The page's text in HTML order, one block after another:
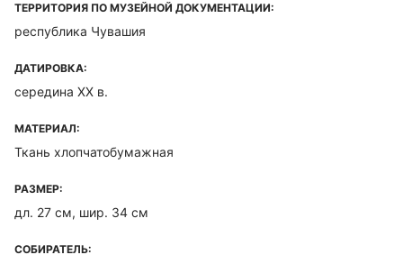
ТЕРРИТОРИЯ ПО МУЗЕЙНОЙ ДОКУМЕНТАЦИИ:
республика Чувашия
ДАТИРОВКА:
середина XX в.
МАТЕРИАЛ:
Ткань хлопчатобумажная
РАЗМЕР:
дл. 27 см, шир. 34 см
СОБИРАТЕЛЬ: